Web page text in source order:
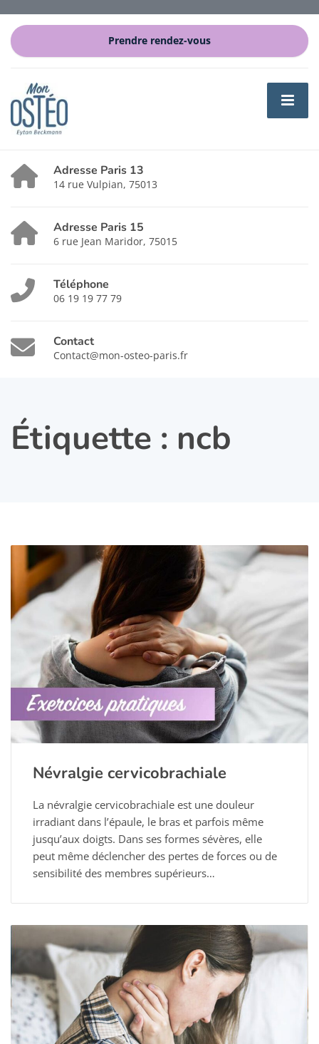
Prendre rendez-vous
Adresse Paris 13
14 rue Vulpian, 75013
Adresse Paris 15
6 rue Jean Maridor, 75015
Téléphone
06 19 19 77 79
Contact
Contact@mon-osteo-paris.fr
Étiquette : ncb
Névralgie cervicobrachiale
La névralgie cervicobrachiale est une douleur
irradiant dans l’épaule, le bras et parfois même
jusqu’aux doigts. Dans ses formes sévères, elle
peut même déclencher des pertes de forces ou de
sensibilité des membres supérieurs…